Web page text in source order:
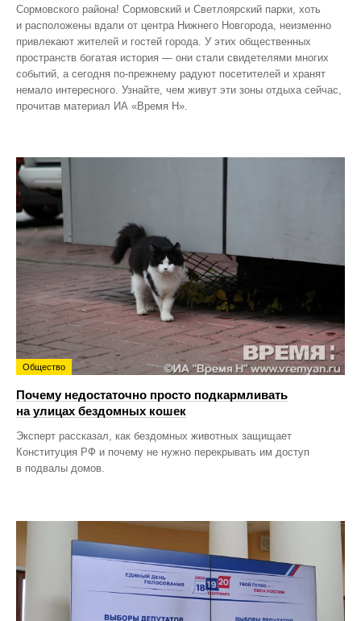
Сормовского района! Сормовский и Светлоярский парки, хоть
и расположены вдали от центра Нижнего Новгорода, неизменно
привлекают жителей и гостей города. У этих общественных
пространств богатая история — они стали свидетелями многих
событий, а сегодня по‑прежнему радуют посетителей и хранят
немало интересного. Узнайте, чем живут эти зоны отдыха сейчас,
прочитав материал ИА «Время Н».
Общество
Почему недостаточно просто подкармливать
на улицах бездомных кошек
Эксперт рассказал, как бездомных животных защищает
Конституция РФ и почему не нужно перекрывать им доступ
в подвалы домов.